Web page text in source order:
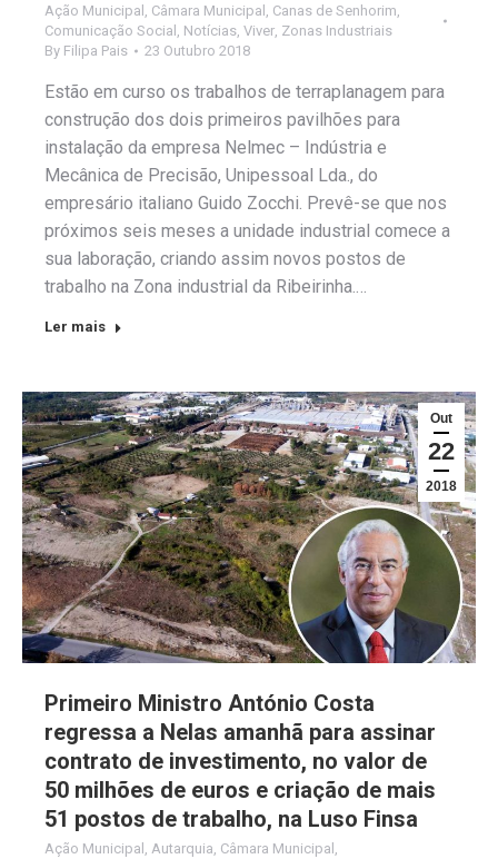
Ação Municipal Câmara Municipal Canas de Senhorim
Comunicação Social
Notícias Viver Zonas Industriais
By Filipa Pais 23 Outubro 2018
Estão em curso os trabalhos de terraplanagem para
construção dos dois primeiros pavilhões para
instalação da empresa Nelmec – Indústria e
Mecânica de Precisão, Unipessoal Lda., do
empresário italiano Guido Zocchi. Prevê-se que nos
próximos seis meses a unidade industrial comece a
sua laboração, criando assim novos postos de
trabalho na Zona industrial da Ribeirinha.…
Ler mais
Out
22
2018
Primeiro Ministro António Costa
regressa a Nelas amanhã para assinar
contrato de investimento, no valor de
50 milhões de euros e criação de mais
51 postos de trabalho, na Luso Finsa
Ação Municipal , Autarquia, Câmara Municipal ,